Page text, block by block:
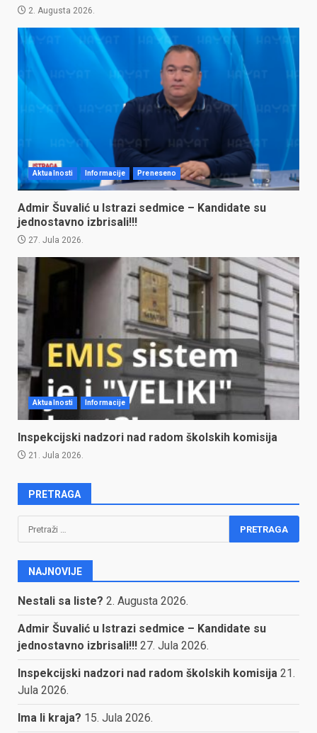
2. Augusta 2026.
Aktualnosti Informacije Preneseno
Admir Šuvalić u Istrazi sedmice – Kandidate su
jednostavno izbrisali!!!
27. Jula 2026.
Aktualnosti Informacije
Inspekcijski nadzori nad radom školskih komisija
21. Jula 2026.
PRETRAGA
Pretraga:
NAJNOVIJE
Nestali sa liste? 2. Augusta 2026.
Admir Šuvalić u Istrazi sedmice – Kandidate su
jednostavno izbrisali!!! 27. Jula 2026.
Inspekcijski nadzori nad radom školskih komisija 21.
Jula 2026.
Ima li kraja? 15. Jula 2026.